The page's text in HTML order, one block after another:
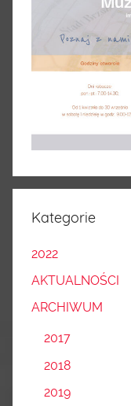
Kategorie
2022
AKTUALNOŚCI
ARCHIWUM
2017
2018
2019